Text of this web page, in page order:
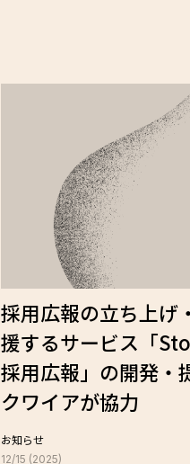
採用広報の立ち上げ
援するサービス「
採用広報」の開発・
クワイアが協力
お知らせ
12/15 (2025)